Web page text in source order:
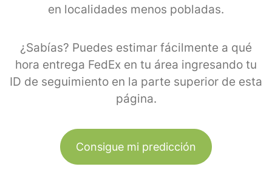
en localidades menos pobladas.
¿Sabías? Puedes estimar fácilmente a qué
hora entrega FedEx en tu área ingresando tu
ID de seguimiento en la parte superior de esta
página.
Consigue mi predicción